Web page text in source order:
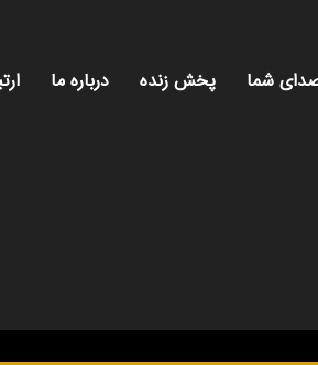
شما پخش زنده درباره ما